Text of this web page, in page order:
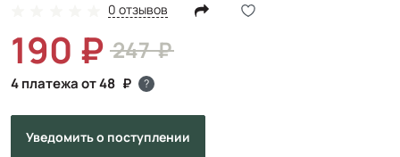
0 отзывов
247
190
4 платежа от 48 ?
Уведомитьо поступлении